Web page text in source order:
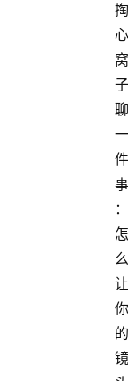
掏
心
窝
子
聊
一
件
事
：
怎
么
让
你
的
镜